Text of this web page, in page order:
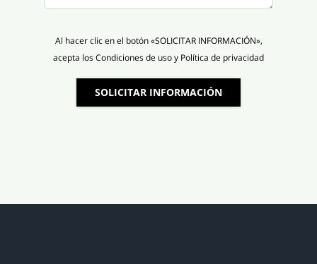
Al hacer clic en el botón «SOLICITAR INFORMACIÓN»,
acepta los Condiciones de uso y Política de privacidad
SOLICITAR INFORMACIÓN